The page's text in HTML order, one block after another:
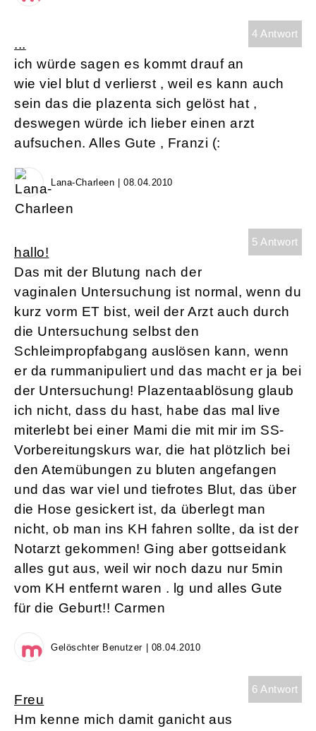
4 Antwort
...
ich würde sagen es kommt drauf an
wie viel blut d verlierst , weil es kann auch
sein das die plazenta sich gelöst hat ,
deswegen würde ich lieber einen arzt
aufsuchen. Alles Gute , Franzi (:
Lana-Charleen | 08.04.2010
5 Antwort
hallo!
Das mit der Blutung nach der
vaginalen Untersuchung ist normal, wenn du
kurz vorm ET bist, weil der Arzt auch durch
die Untersuchung selbst den
Schleimpropfabgang auslösen kann, wenn
er da rummanipuliert und das macht er ja bei
der Untersuchung! Plazentaablösung glaub
ich nicht, dass du hast, habe das mal live
miterlebt bei einer Mami die mit mir im SS-
Vorbereitungskurs war, die hat plötzlich bei
den Atemübungen zu bluten angefangen
und das war viel und tiefrotes Blut, das über
die Hose gesickert ist, da überlegt man
nicht, ob man ins KH fahren sollte, da ist der
Notarzt gekommen! Ging aber gottseidank
alles gut aus, weil wir noch dazu nur 5min
vom KH entfernt waren . lg und alles Gute
für die Geburt!! Carmen
Gelöschter Benutzer | 08.04.2010
6 Antwort
Freu
Hm kenne mich damit ganicht aus